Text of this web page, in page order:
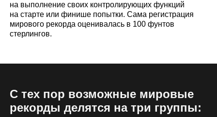
на выполнение своих контролирующих функций
на старте или финише попытки. Сама регистрация
мирового рекорда оценивалась в 100 фунтов
стерлингов.
С тех пор возможные мировые
рекорды делятся на три группы: